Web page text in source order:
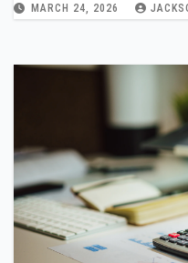
MARCH 24, 2026